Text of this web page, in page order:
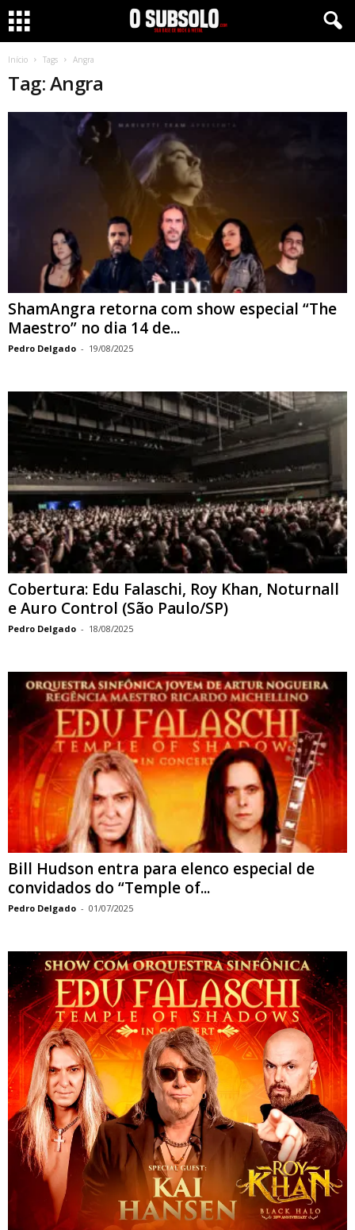
Início Tags Angra
Tag: Angra
ShamAngra retorna com show especial “The
Maestro” no dia 14 de...
Pedro Delgado - 19/08/2025
Cobertura: Edu Falaschi, Roy Khan, Noturnall
e Auro Control (São Paulo/SP)
Pedro Delgado - 18/08/2025
Bill Hudson entra para elenco especial de
convidados do “Temple of...
Pedro Delgado - 01/07/2025